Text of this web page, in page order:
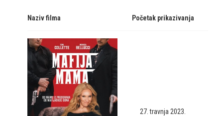
Naziv filma Početak prikazivanja
27. travnja 2023.